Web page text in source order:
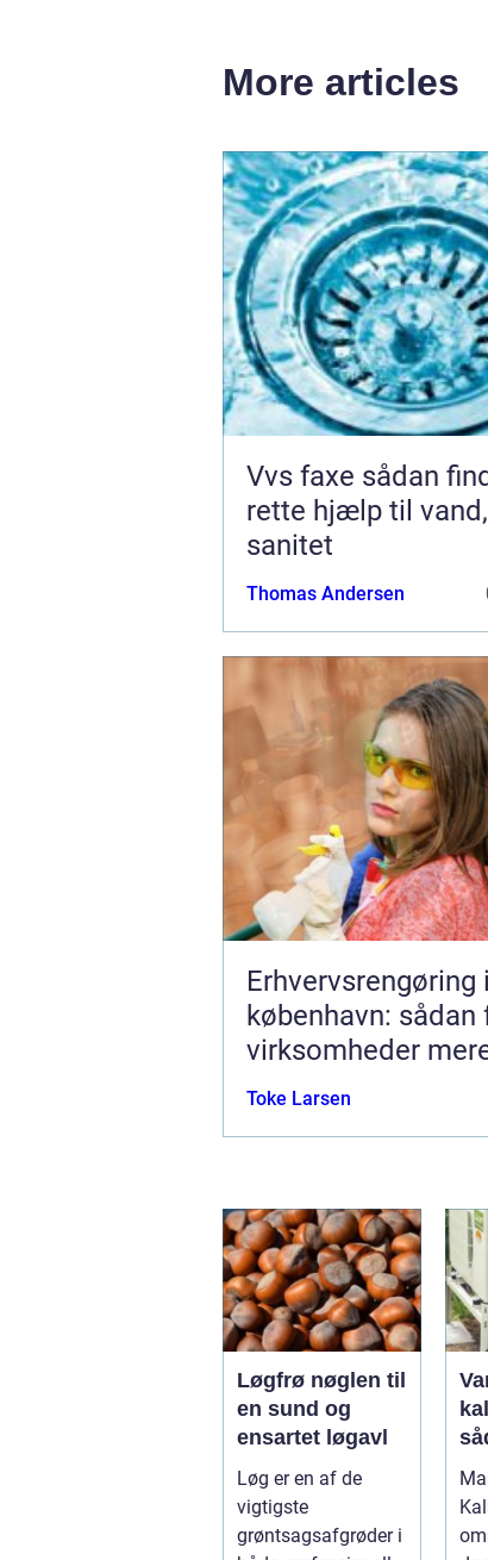
More articles
Vvs faxe sådan finder du den
rette hjælp til
sanitet
Thomas Andersen
Erhvervsrengøring i
københavn: sådan
virksomheder
hverdagen
Toke Larsen
Løgfrø nøglen til
en sund og
ensartet løgavl
Løg er en af de
vigtigste
grøntsagsafgrøder i